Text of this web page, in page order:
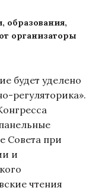
организаторы
будет уделено
регуляторика».
Совета при
и
чтения